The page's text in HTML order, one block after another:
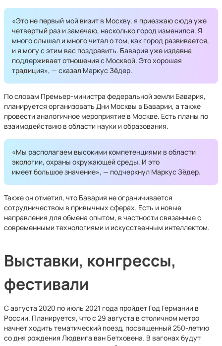
«Это не первый мой визит в Москву, я приезжаю сюда уже
четвертый раз и замечаю, насколько город изменился. Я
много слышал и много читал о том, как город развивается,
и я могу с этим вас поздравить. Бавария уже издавна
поддерживает отношения с Москвой. Это хорошая
традиция», — сказал Маркус Зёдер.
По словам Премьер-министра федеральной земли Бавария,
планируется организовать Дни Москвы в Баварии, а также
провести аналогичное мероприятие в Москве. Есть планы по
взаимодействию в области науки и образования.
«Мы располагаем высокими компетенциями в области
экологии, охраны окружающей среды. И это
имеет большое значение», — подчеркнул Маркус Зёдер.
Также он отметил, что Бавария не ограничивается
сотрудничеством в привычных сферах. Есть и новые
направления для обмена опытом, в частности связанные с
современными технологиями и искусственным интеллектом.
Выставки, конгрессы,
фестивали
С августа 2020 по июль 2021 года пройдет Год Германии в
России. Планируется, что с 29 августа в столичном метро
начнет ходить тематический поезд, посвященный 250-летию
со дня рождения Людвига ван Бетховена. В вагонах будут